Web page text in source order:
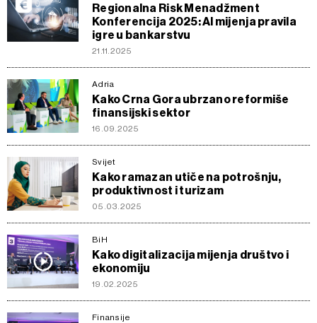
Regionalna Risk Menadžment
Konferencija 2025: AI mijenja pravila
igre u bankarstvu
21.11.2025
Adria
Kako Crna Gora ubrzano reformiše
finansijski sektor
16.09.2025
Svijet
Kako ramazan utiče na potrošnju,
produktivnost i turizam
05.03.2025
BiH
Kako digitalizacija mijenja društvo i
ekonomiju
19.02.2025
Finansije